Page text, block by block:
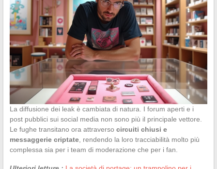
La diffusione dei leak è cambiata di natura. I forum aperti e i
post pubblici sui social media non sono più il principale vettore.
Le fughe transitano ora attraverso circuiti chiusi e
messaggerie criptate, rendendo la loro tracciabilità molto più
complessa sia per i team di moderazione che per i fan.